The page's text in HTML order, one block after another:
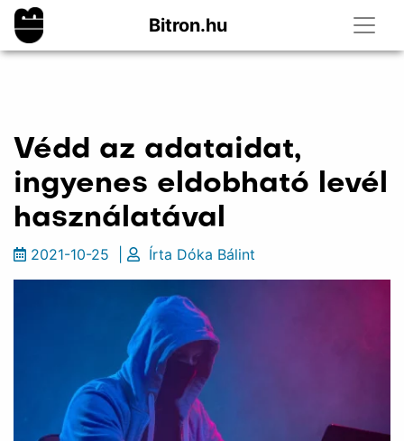
Bitron.hu
Védd az adataidat,
ingyenes eldobható levél
használatával
2021-10-25 Írta Dóka Bálint